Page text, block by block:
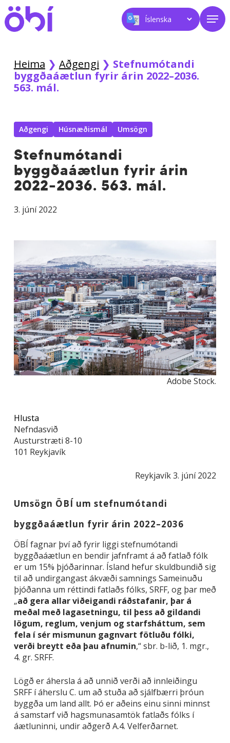
Skip
to
main
Heima ❯ Aðgengi ❯ Stefnumótandi
byggðaáætlun fyrir árin 2022–2036.
563. mál.
Aðgengi Húsnæðismál Umsögn
Stefnumótandi
byggðaáætlun fyrir árin
2022–2036. 563. mál.
3. júní 2022
Adobe Stock.
Hlusta
Nefndasvið
Austurstræti 8-10
101 Reykjavík
Reykjavík 3. júní 2022
Umsögn ÖBÍ um stefnumótandi
byggðaáætlun fyrir árin 2022–2036
ÖBÍ fagnar því að fyrir liggi stefnumótandi
byggðaáætlun en bendir jafnframt á að fatlað fólk
er um 15% þjóðarinnar. Ísland hefur skuldbundið sig
til að undirgangast ákvæði samnings Sameinuðu
þjóðanna um réttindi fatlaðs fólks, SRFF, og þar með
„að gera allar viðeigandi ráðstafanir, þar á
meðal með lagasetningu, til þess að gildandi
lögum, reglum, venjum og starfsháttum, sem
fela í sér mismunun gagnvart fötluðu fólki,
verði breytt eða þau afnumin,“ sbr. b-lið, 1. mgr.,
4. gr. SRFF.
Lögð er áhersla á að unnið verði að innleiðingu
SRFF í áherslu C. um að stuða að sjálfbærri þróun
byggða um land allt. Þó er aðeins einu sinni minnst
á samstarf við hagsmunasamtök fatlaðs fólks í
áætluninni, undir aðgerð A.4. Velferðarnet.